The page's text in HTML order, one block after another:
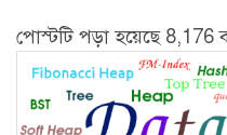
পোস্টটি পড়া হয়েছে 8,176